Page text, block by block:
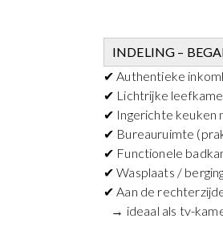
INDELING –
✔ Authentieke
✔ Lichtrijke
✔ Ingerichte keuken
✔ Bureauruimte
✔ Functionele
✔ Wasplaats /
✔ Aan de
→ ideaal als tv-